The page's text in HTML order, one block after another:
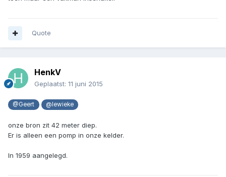
Quote
HenkV
Geplaatst: 11 juni 2015
@Geert @lewieke
onze bron zit 42 meter diep.
Er is alleen een pomp in onze kelder.
In 1959 aangelegd.